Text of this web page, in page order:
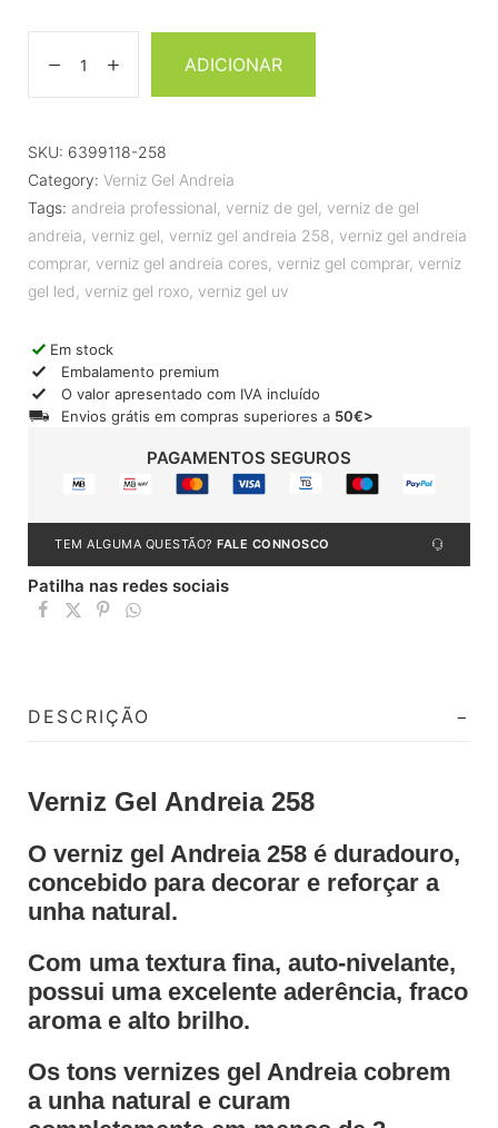
ADICIONAR
SKU: 6399118-258
Category: Verniz Gel Andreia
Tags: andreia professional, verniz de gel, verniz de gel
andreia, verniz gel, verniz gel andreia 258, verniz gel andreia
comprar, verniz gel andreia cores, verniz gel comprar, verniz
gel led , verniz gel roxo, verniz gel uv
Em stock
Embalamento premium
O valor apresentado com IVA incluído
Envios grátis em compras superiores a 50€>
PAGAMENTOS SEGUROS
TEM ALGUMA QUESTÃO? FALE CONNOSCO
Patilha nas redes sociais
DESCRIÇÃO
Verniz Gel Andreia 258
O verniz gel Andreia 258 é duradouro,
concebido para decorar e reforçar a
unha natural.
Com uma textura fina, auto-nivelante,
possui uma excelente aderência, fraco
aroma e alto brilho.
Os tons vernizes gel Andreia cobrem
a unha natural e curam